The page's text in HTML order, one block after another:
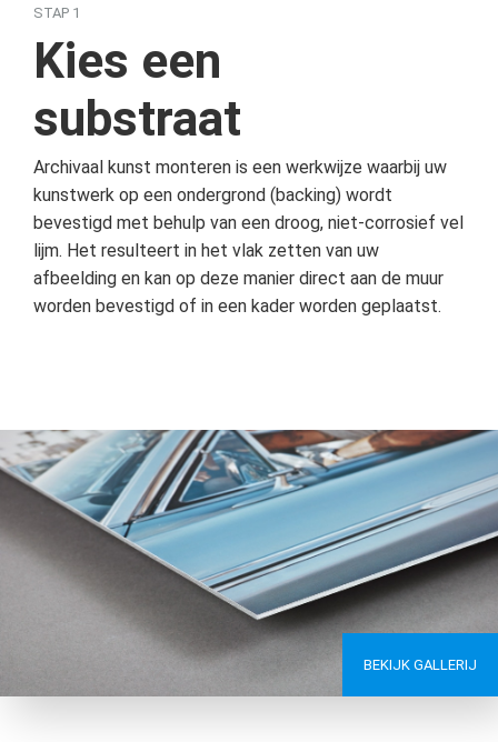
STAP 1
Kies een
substraat
Archivaal kunst monteren is een werkwijze waarbij uw
kunstwerk op een ondergrond (backing) wordt
bevestigd met behulp van een droog, niet-corrosief vel
lijm. Het resulteert in het vlak zetten van uw
afbeelding en kan op deze manier direct aan de muur
worden bevestigd of in een kader worden geplaatst.
BEKIJK GALLERIJ
BEKIJK GALLERIJ
BEKIJK GALLERIJ
BEKIJK GALLERIJ
BEKIJK GALLERIJ
BEKIJK GALLERIJ
BEKIJK GALLERIJ